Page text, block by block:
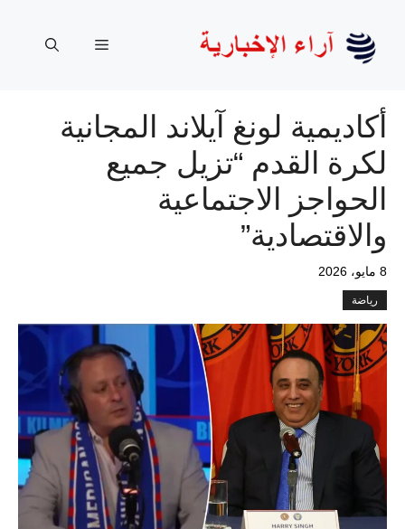
المحتوى
القائمة
أكاديمية لونغ آيلاند المجانية
لكرة القدم “تزيل جميع
الحواجز الاجتماعية
والاقتصادية”
8 مايو، 2026
رياضة